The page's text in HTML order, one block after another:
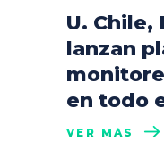
U. Chile,
lanzan
en todo
VER MÁS